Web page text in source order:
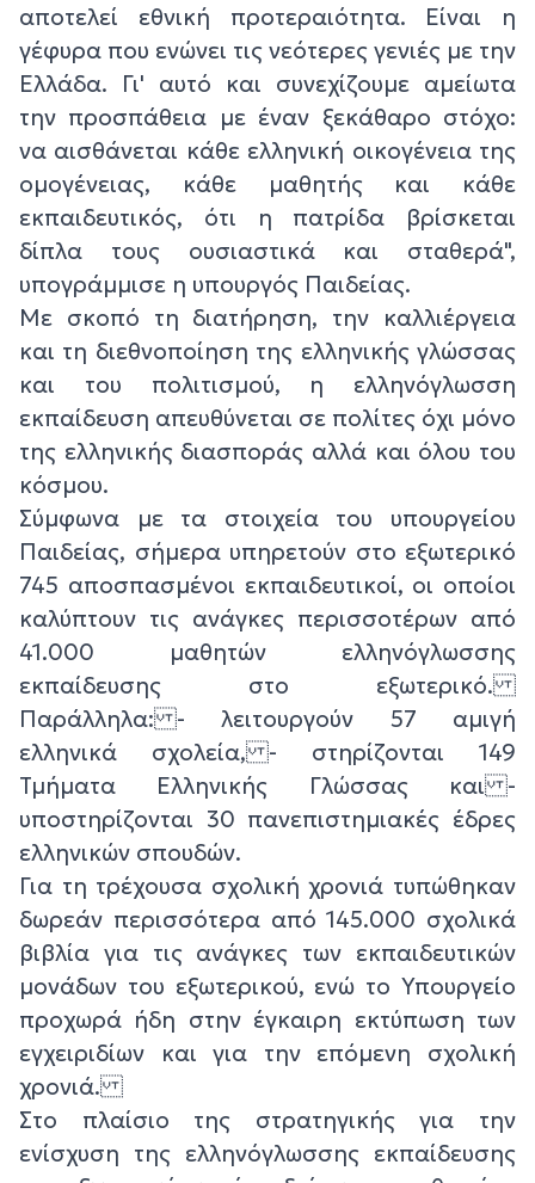
αποτελεί εθνική προτεραιότητα. Είναι η
γέφυρα που ενώνει τις νεότερες γενιές με την
Ελλάδα. Γι' αυτό και συνεχίζουμε αμείωτα
την προσπάθεια με έναν ξεκάθαρο στόχο:
να αισθάνεται κάθε ελληνική οικογένεια της
ομογένειας, κάθε μαθητής και κάθε
εκπαιδευτικός, ότι η πατρίδα βρίσκεται
δίπλα τους ουσιαστικά και σταθερά",
υπογράμμισε η υπουργός Παιδείας.
Με σκοπό τη διατήρηση, την καλλιέργεια
και τη διεθνοποίηση της ελληνικής γλώσσας
και του πολιτισμού, η ελληνόγλωσση
εκπαίδευση απευθύνεται σε πολίτες όχι μόνο
της ελληνικής διασποράς αλλά και όλου του
κόσμου.
Σύμφωνα με τα στοιχεία του υπουργείου
Παιδείας, σήμερα υπηρετούν στο εξωτερικό
745 αποσπασμένοι εκπαιδευτικοί, οι οποίοι
καλύπτουν τις ανάγκες περισσοτέρων από
41.000 μαθητών ελληνόγλωσσης
εκπαίδευσης στο εξωτερικό.
Παράλληλα: - λειτουργούν 57 αμιγή
ελληνικά σχολεία, - στηρίζονται 149
Τμήματα Ελληνικής Γλώσσας και -
υποστηρίζονται 30 πανεπιστημιακές έδρες
ελληνικών σπουδών.
Για τη τρέχουσα σχολική χρονιά τυπώθηκαν
δωρεάν περισσότερα από 145.000 σχολικά
βιβλία για τις ανάγκες των εκπαιδευτικών
μονάδων του εξωτερικού, ενώ το Υπουργείο
προχωρά ήδη στην έγκαιρη εκτύπωση των
εγχειριδίων και για την επόμενη σχολική
χρονιά.
Στο πλαίσιο της στρατηγικής για την
ενίσχυση της ελληνόγλωσσης εκπαίδευσης